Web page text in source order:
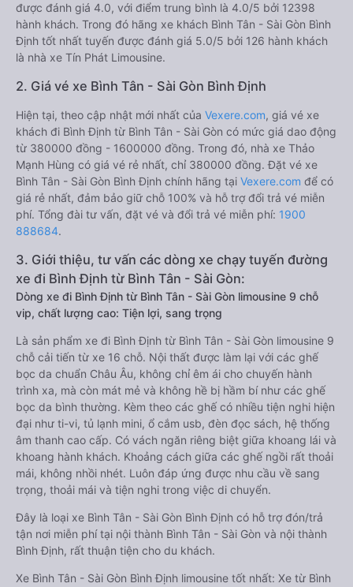
được đánh giá 4.0, với điểm trung bình là 4.0/5 bởi 12398
hành khách. Trong đó hãng xe khách Bình Tân - Sài Gòn Bình
Định tốt nhất tuyến được đánh giá 5.0/5 bởi 126 hành khách
là nhà xe Tín Phát Limousine.
2. Giá vé xe Bình Tân - Sài Gòn Bình Định
Hiện tại, theo cập nhật mới nhất của Vexere.com, giá vé xe
khách đi Bình Định từ Bình Tân - Sài Gòn có mức giá dao động
từ 380000 đồng - 1600000 đồng. Trong đó, nhà xe Thảo
Mạnh Hùng có giá vé rẻ nhất, chỉ 380000 đồng. Đặt vé xe
Bình Tân - Sài Gòn Bình Định chính hãng tại Vexere.com để có
giá rẻ nhất, đảm bảo giữ chỗ 100% và hỗ trợ đổi trả vé miễn
phí. Tổng đài tư vấn, đặt vé và đổi trả vé miễn phí: 1900
888684.
3. Giới thiệu, tư vấn các dòng xe chạy tuyến đường
xe đi Bình Định từ Bình Tân - Sài Gòn:
Dòng xe đi Bình Định từ Bình Tân - Sài Gòn limousine 9 chỗ
vip, chất lượng cao: Tiện lợi, sang trọng
Là sản phẩm xe đi Bình Định từ Bình Tân - Sài Gòn limousine 9
chỗ cải tiến từ xe 16 chỗ. Nội thất được làm lại với các ghế
bọc da chuẩn Châu Âu, không chỉ êm ái cho chuyến hành
trình xa, mà còn mát mẻ và không hề bị hầm bí như các ghế
bọc da bình thường. Kèm theo các ghế có nhiều tiện nghi hiện
đại như ti-vi, tủ lạnh mini, ổ cắm usb, đèn đọc sách, hệ thống
âm thanh cao cấp. Có vách ngăn riêng biệt giữa khoang lái và
khoang hành khách. Khoảng cách giữa các ghế ngồi rất thoải
mái, không nhồi nhét. Luôn đáp ứng được nhu cầu về sang
trọng, thoải mái và tiện nghi trong việc di chuyển.
Đây là loại xe Bình Tân - Sài Gòn Bình Định có hỗ trợ đón/trả
tận nơi miễn phí tại nội thành Bình Tân - Sài Gòn và nội thành
Bình Định, rất thuận tiện cho du khách.
Xe Bình Tân - Sài Gòn Bình Định limousine tốt nhất: Xe từ Bình